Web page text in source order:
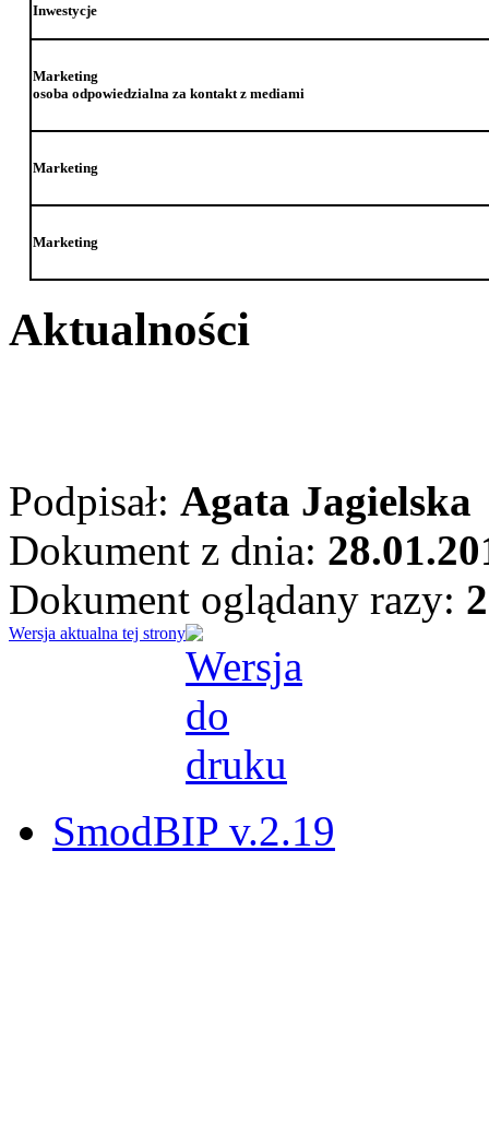
Inwestycje
Marketing
osoba odpowiedzialna za kontakt z mediami
Marketing
Marketing
Aktualności
Podpisał: Agata Jagielska
Dokument z dnia:
Dokument oglądany razy:
Wersja aktualna tej strony
SmodBIP v.2.19